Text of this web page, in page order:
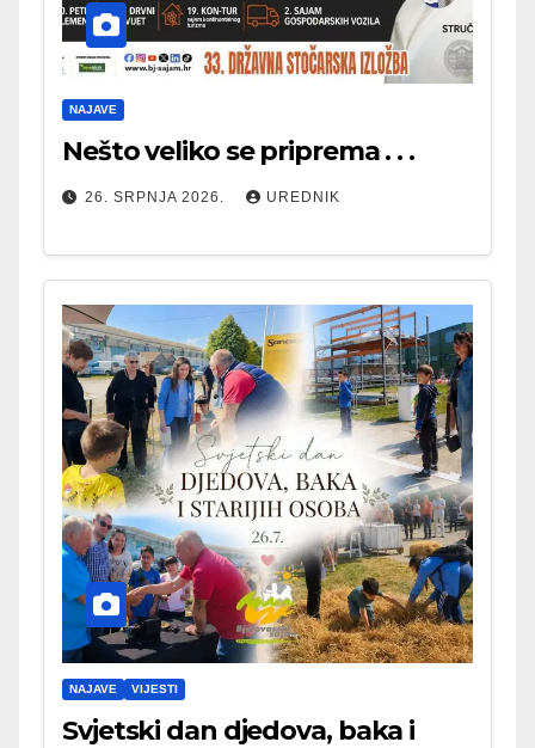
NAJAVE
Nešto veliko se priprema . . .
26. SRPNJA 2026. UREDNIK
NAJAVE VIJESTI
Svjetski dan djedova, baka i